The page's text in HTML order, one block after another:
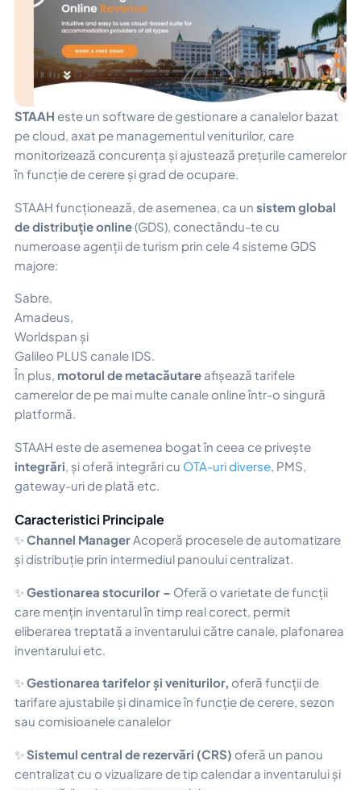
STAAH este un software de gestionare a canalelor bazat
pe cloud, axat pe managementul veniturilor, care
monitorizează concurența și ajustează prețurile camerelor
în funcție de cerere și grad de ocupare.
STAAH funcționează, de asemenea, ca un sistem global
de distribuție online(GDS), conectându-te cu
numeroase agenții de turism prin cele 4 sisteme GDS
majore:
Sabre,
Amadeus,
Worldspan și
Galileo PLUS canale IDS.
În plus, motorul de metacăutare afișează tarifele
camerelor de pe mai multe canale online într-o singură
platformă.
STAAH este de asemenea bogat în ceea ce privește
integrări, și oferă integrări cu OTA-uri diverse, PMS,
gateway-uri de plată etc.
Caracteristici Principale
✨Channel ManagerAcoperă procesele de automatizare
și distribuție prin intermediul panoului centralizat.
✨Gestionarea stocurilor – Oferă o varietate de funcții
care mențin inventarul în timp real corect, permit
eliberarea treptată a inventarului către canale, plafonarea
inventarului etc.
✨Gestionarea tarifelor și veniturilor, oferă funcții de
tarifare ajustabile și dinamice în funcție de cerere, sezon
sau comisioanele canalelor
✨Sistemul central de rezervări (CRS) oferă un panou
centralizat cu o vizualizare de tip calendar a inventarului și